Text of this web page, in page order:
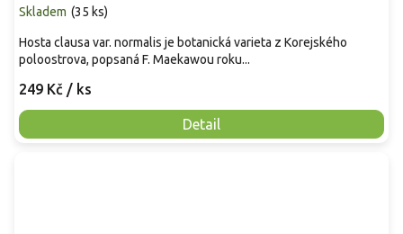
Skladem (35 ks)
249 Kč / ks
Detail
Hosta clausa var. normalis je botanická varieta z Korejského
poloostrova, popsaná F. Maekawou roku...